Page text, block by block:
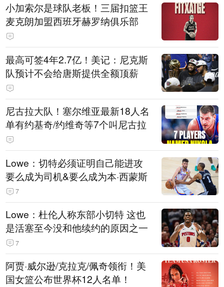
小加索尔是球队老板！三届扣篮王
麦克朗加盟西班牙赫罗纳俱乐部
最高可签4年2.7亿！美记：尼克斯
队预计不会给唐斯提供全额顶薪
尼古拉大队！塞尔维亚最新18人名
单有约基奇/约维奇等7个叫尼古拉
Lowe：切特必须证明自己能进攻
要么成为司机&要么成为本·西蒙斯
7
Lowe：杜伦人称东部小切特 这也
是活塞至今没和他续约的原因之一
7
阿贾·威尔逊/克拉克/佩奇领衔！美
国女篮公布世界杯12人名单！